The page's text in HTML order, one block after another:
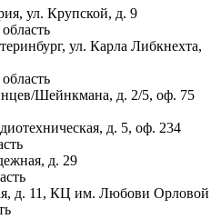
ул. Крупской, д. 9
ул. Карла Либкнехта,
Шейнкмана, д. 2/5, оф. 75
д. 5, оф. 234
д. 29
д. 11, КЦ им. Любови Орловой